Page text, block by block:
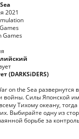
2021
Games
(DARKSiDERS)
on the Sea развернутся
войны. Силы Японской
Тихому океану,
Выбирайте одну из
борьбе за